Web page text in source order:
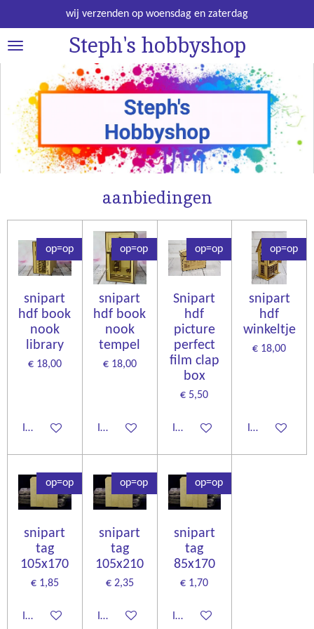
direct
naar
hoofdinhoud
Steph's hobbyshop
wij verzenden op woensdag en zaterdag
aanbiedingen
op=op
snipart
hdf book
nook
library
€ 18,00
In winkelwagen
op=op
snipart
hdf book
nook
tempel
€ 18,00
In winkelwagen
op=op
Snipart
hdf
picture
perfect
film clap
box
€ 5,50
In winkelwagen
op=op
snipart
hdf
winkeltje
€ 18,00
In
op=op
snipart
tag
105x170
€ 1,85
In winkelwagen
op=op
snipart
tag
105x210
€ 2,35
In winkelwagen
op=op
snipart
tag
85x170
€ 1,70
In winkelwagen